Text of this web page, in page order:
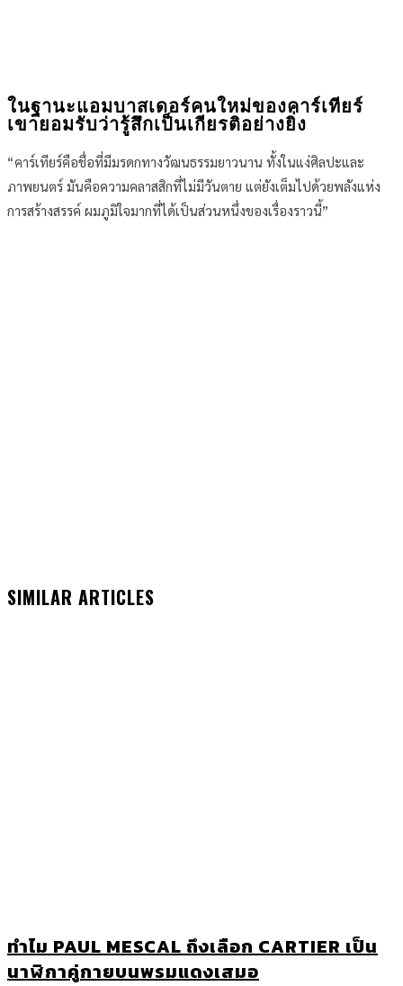
ในฐานะแอมบาสเดอร์คนใหม่ของคาร์เทียร์
เขายอมรับว่ารู้สึกเป็นเกียรติอย่างยิ่ง
“คาร์เทียร์คือชื่อที่มีมรดกทางวัฒนธรรมยาวนาน ทั้งในแง่ศิลปะและ
ภาพยนตร์ มันคือความคลาสสิกที่ไม่มีวันตาย แต่ยังเต็มไปด้วยพลังแห่ง
การสร้างสรรค์ ผมภูมิใจมากที่ได้เป็นส่วนหนึ่งของเรื่องราวนี้”
SIMILAR ARTICLES
ทำไม PAUL MESCAL ถึงเลือก CARTIER เป็น
นาฬิกาคู่กายบนพรมแดงเสมอ